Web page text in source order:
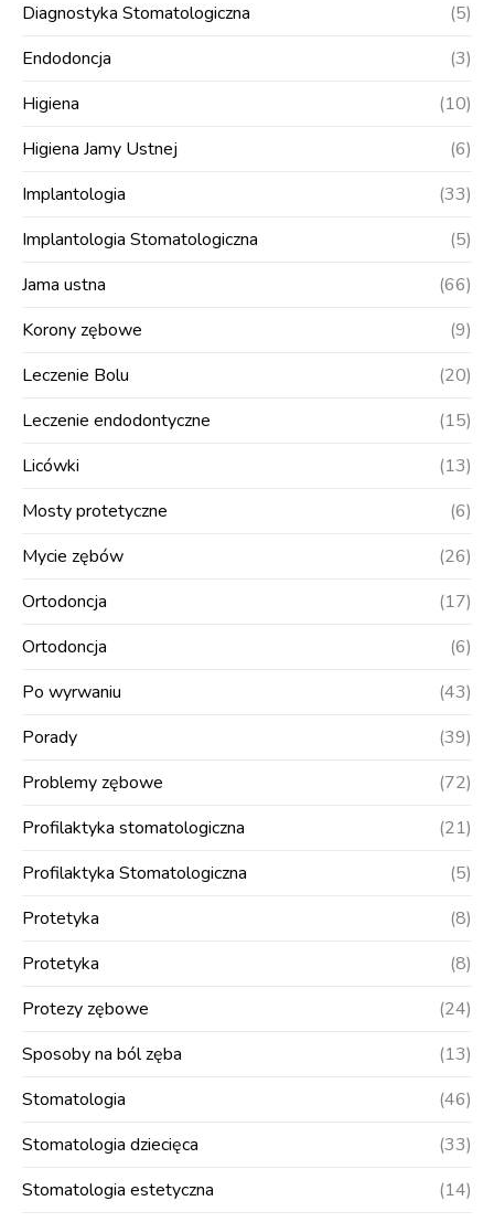
Diagnostyka Stomatologiczna
(5)
Endodoncja
(3)
Higiena
(10)
Higiena Jamy Ustnej
(6)
Implantologia
(33)
Implantologia Stomatologiczna
(5)
Jama ustna
(66)
Korony zębowe
(9)
Leczenie Bolu
(20)
Leczenie endodontyczne
(15)
Licówki
(13)
Mosty protetyczne
(6)
Mycie zębów
(26)
Ortodoncja
(17)
Ortodoncja
(6)
Po wyrwaniu
(43)
Porady
(39)
Problemy zębowe
(72)
Profilaktyka stomatologiczna
(21)
Profilaktyka Stomatologiczna
(5)
Protetyka
(8)
Protetyka
(8)
Protezy zębowe
(24)
Sposoby na ból zęba
(13)
Stomatologia
(46)
Stomatologia dziecięca
(33)
Stomatologia estetyczna
(14)